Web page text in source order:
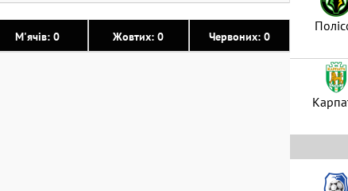
М'ячів: 0 Жовтих: 0 Червоних: 0